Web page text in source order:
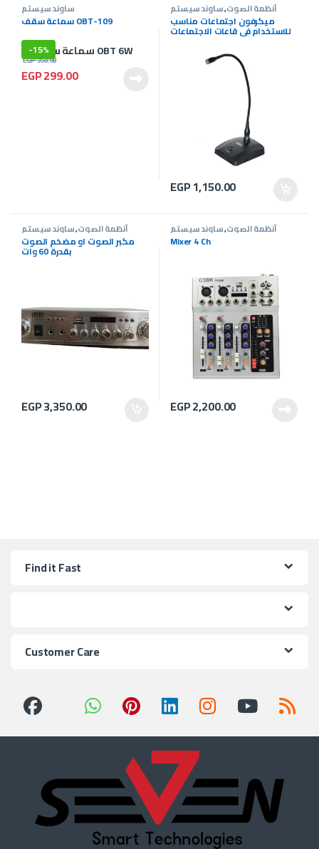
ساوند سيستم
سماعة سقف OBT-109
-15%
EGP299.00
EGP350.00
أنظمة الصوت,ساوند سيستم
ميكرفون اجتماعات مناسب
للاستخدام في قاعات الاجتماعات
والمؤتمرات
EGP1,150.00
أنظمة الصوت,ساوند سيستم
مكبر الصوت او مضخم الصوت
بقدرة 60 وات
EGP3,350.00
أنظمة الصوت,ساوند سيستم
Mixer 4 Ch
EGP2,200.00
Find it Fast
Customer Care